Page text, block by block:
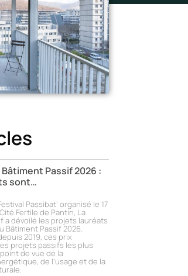
Passif 2026 :
sont…
Passibat’ organisé le 17
Fertile de Pantin, La
a dévoilé les projets lauréats
Bâtiment Passif 2026.
2019, ces prix
projets passifs les plus
de vue de la
de l’usage et de la